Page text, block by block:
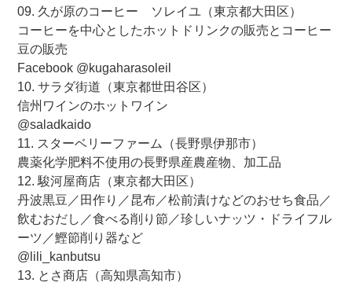
09. 久が原のコーヒー ソレイユ（東京都大田区）
コーヒーを中心としたホットドリンクの販売とコーヒー
豆の販売
Facebook @kugaharasoleil
10. サラダ街道（東京都世田谷区）
信州ワインのホットワイン
@saladkaido
11. スターベリーファーム（長野県伊那市）
農薬化学肥料不使用の長野県産農産物、加工品
12. 駿河屋商店（東京都大田区）
丹波黒豆／田作り／昆布／松前漬けなどのおせち食品／
飲むおだし／食べる削り節／珍しいナッツ・ドライフル
ーツ／鰹節削り器など
@lili_kanbutsu
13. とさ商店（高知県高知市）